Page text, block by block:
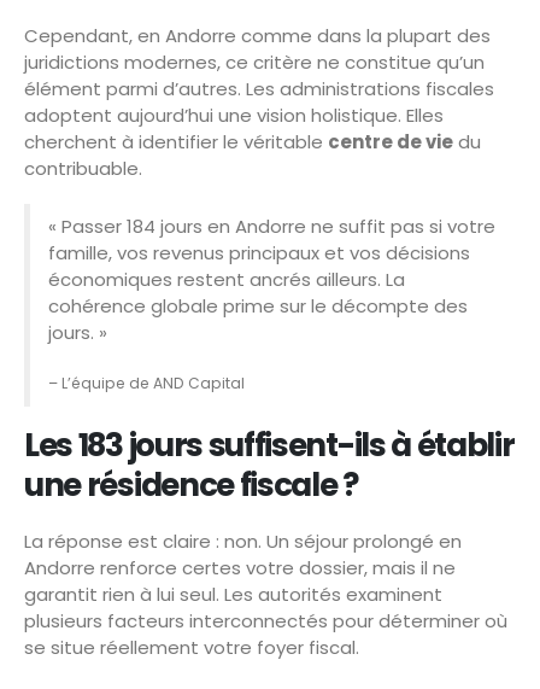
Cependant, en Andorre comme dans la plupart des
juridictions modernes, ce critère ne constitue qu’un
élément parmi d’autres. Les administrations fiscales
adoptent aujourd’hui une vision holistique. Elles
cherchent à identifier le véritable centre de viedu
contribuable.
« Passer 184 jours en Andorre ne suffit pas si votre
famille, vos revenus principaux et vos décisions
économiques restent ancrés ailleurs. La
cohérence globale prime sur le décompte des
jours. »
– L’équipe de AND Capital
Les 183 jours suffisent-ils à établir
une résidence fiscale ?
La réponse est claire : non. Un séjour prolongé en
Andorre renforce certes votre dossier, mais il ne
garantit rien à lui seul. Les autorités examinent
plusieurs facteurs interconnectés pour déterminer où
se situe réellement votre foyer fiscal.